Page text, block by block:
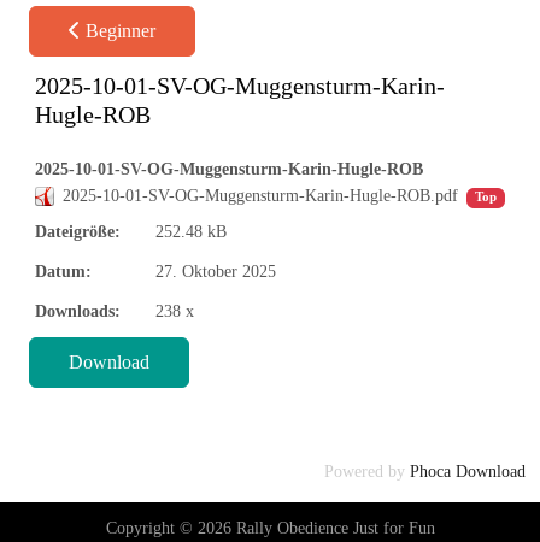
Beginner
2025-10-01-SV-OG-Muggensturm-Karin-
Hugle-ROB
2025-10-01-SV-OG-Muggensturm-Karin-Hugle-ROB
2025-10-01-SV-OG-Muggensturm-Karin-Hugle-ROB.pdf
Top
Dateigröße: 252.48 kB
Datum: 27. Oktober 2025
Downloads: 238 x
Powered by Phoca Download
Copyright © 2026 Rally Obedience Just for Fun